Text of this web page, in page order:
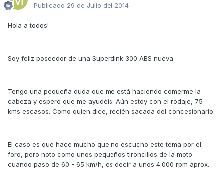
Publicado 29 de Julio del 2014
Hola a todos!
Soy feliz poseedor de una Superdink 300 ABS nueva.
Tengo una pequeña duda que me está haciendo comerme la
cabeza y espero que me ayudéis. Aún estoy con el rodaje, 75
kms escasos. Como quien dice, recién sacada del concesionario.
El caso es que hace mucho que no escucho este tema por el
foro, pero noto como unos pequeños tironcillos de la moto
cuando paso de 60 - 65 km/h, es decir a unos 4.000 rpm aprox.